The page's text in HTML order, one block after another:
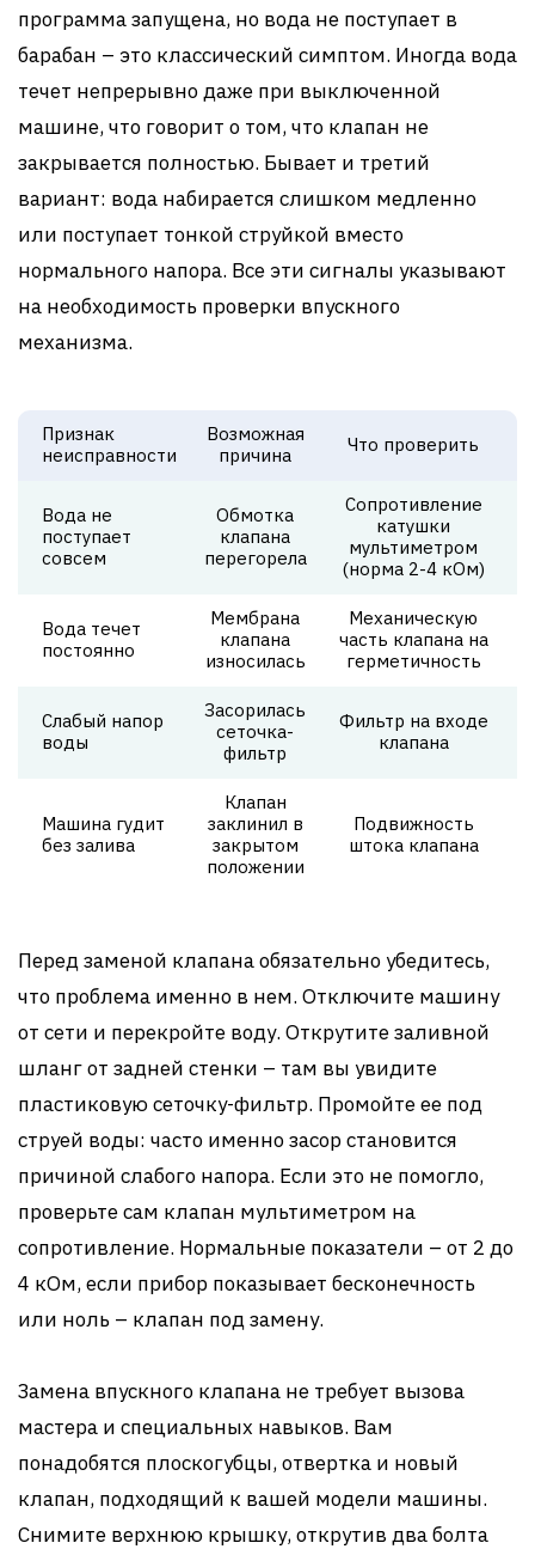
программа запущена, но вода не поступает в
барабан – это классический симптом. Иногда вода
течет непрерывно даже при выключенной
машине, что говорит о том, что клапан не
закрывается полностью. Бывает и третий
вариант: вода набирается слишком медленно
или поступает тонкой струйкой вместо
нормального напора. Все эти сигналы указывают
на необходимость проверки впускного
механизма.
Признак
неисправности
Возможная
причина
Что проверить
Вода не
поступает
совсем
Обмотка
клапана
перегорела
Сопротивление
катушки
мультиметром
(норма 2-4 кОм)
Вода течет
постоянно
Мембрана
клапана
износилась
Механическую
часть клапана на
герметичность
Слабый напор
воды
Засорилась
сеточка-
фильтр
Фильтр на входе
клапана
Машина гудит
без залива
Клапан
заклинил в
закрытом
положении
Подвижность
штока клапана
Перед заменой клапана обязательно убедитесь,
что проблема именно в нем. Отключите машину
от сети и перекройте воду. Открутите заливной
шланг от задней стенки – там вы увидите
пластиковую сеточку-фильтр. Промойте ее под
струей воды: часто именно засор становится
причиной слабого напора. Если это не помогло,
проверьте сам клапан мультиметром на
сопротивление. Нормальные показатели – от 2 до
4 кОм, если прибор показывает бесконечность
или ноль – клапан под замену.
Замена впускного клапана не требует вызова
мастера и специальных навыков. Вам
понадобятся плоскогубцы, отвертка и новый
клапан, подходящий к вашей модели машины.
Снимите верхнюю крышку, открутив два болта